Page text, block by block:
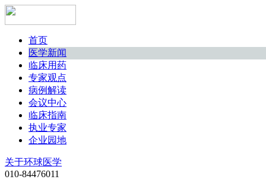
首页
医学新闻
临床用药
专家观点
病例解读
会议中心
临床指南
执业专家
企业园地
关于环球医学
010-84476011